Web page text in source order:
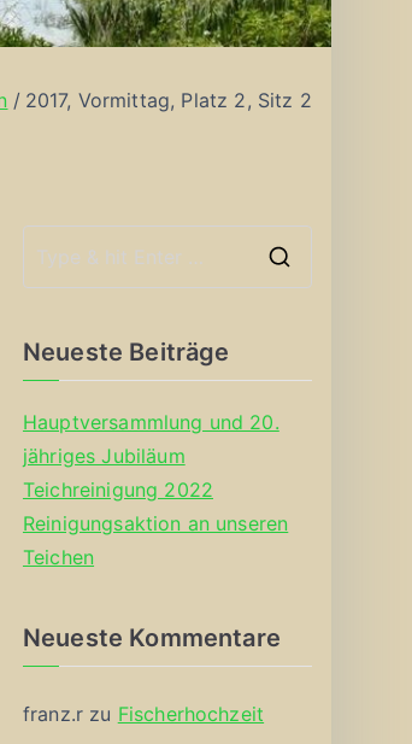
2017, Vormittag, Platz 2, Sitz 2
Neueste Beiträge
Hauptversammlung und 20.
jähriges Jubiläum
Teichreinigung 2022
Reinigungsaktion an unseren
Teichen
Neueste Kommentare
franz.r zu Fischerhochzeit